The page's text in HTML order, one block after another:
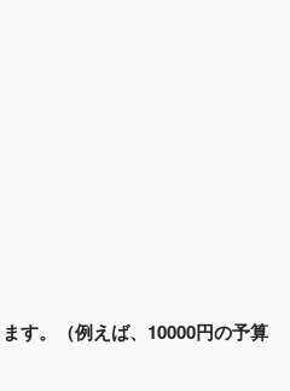
す。（例えば、10000円の予算